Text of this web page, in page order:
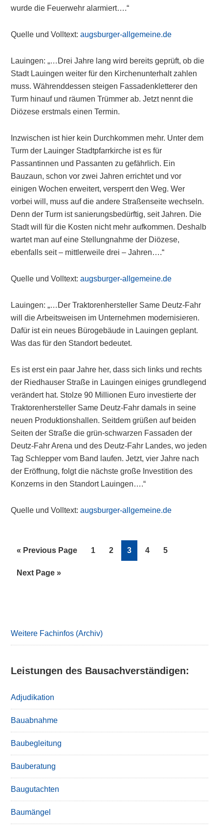
wurde die Feuerwehr alarmiert….“
Quelle und Volltext:augsburger-allgemeine.de
Lauingen: „…Drei Jahre lang wird bereits geprüft, ob die
Stadt Lauingen weiter für den Kirchenunterhalt zahlen
muss. Währenddessen steigen Fassadenkletterer den
Turm hinauf und räumen Trümmer ab. Jetzt nennt die
Diözese erstmals einen Termin.
Inzwischen ist hier kein Durchkommen mehr. Unter dem
Turm der Lauinger Stadtpfarrkirche ist es für
Passantinnen und Passanten zu gefährlich. Ein
Bauzaun, schon vor zwei Jahren errichtet und vor
einigen Wochen erweitert, versperrt den Weg. Wer
vorbei will, muss auf die andere Straßenseite wechseln.
Denn der Turm ist sanierungsbedürftig, seit Jahren. Die
Stadt will für die Kosten nicht mehr aufkommen. Deshalb
wartet man auf eine Stellungnahme der Diözese,
ebenfalls seit – mittlerweile drei – Jahren….“
Quelle und Volltext:augsburger-allgemeine.de
Lauingen: „…Der Traktorenhersteller Same Deutz-Fahr
will die Arbeitsweisen im Unternehmen modernisieren.
Dafür ist ein neues Bürogebäude in Lauingen geplant.
Was das für den Standort bedeutet.
Es ist erst ein paar Jahre her, dass sich links und rechts
der Riedhauser Straße in Lauingen einiges grundlegend
verändert hat. Stolze 90 Millionen Euro investierte der
Traktorenhersteller Same Deutz-Fahr damals in seine
neuen Produktionshallen. Seitdem grüßen auf beiden
Seiten der Straße die grün-schwarzen Fassaden der
Deutz-Fahr Arena und des Deutz-Fahr Landes, wo jeden
Tag Schlepper vom Band laufen. Jetzt, vier Jahre nach
der Eröffnung, folgt die nächste große Investition des
Konzerns in den Standort Lauingen….“
Quelle und Volltext:augsburger-allgemeine.de
« Go
Previous Page Page
1 Page
2 Page
3 Page
4 Page
5
Go
Next Page »
Weitere Fachinfos (Archiv)
Leistungen des Bausachverständigen:
Adjudikation
Bauabnahme
Baubegleitung
Bauberatung
Baugutachten
Baumängel